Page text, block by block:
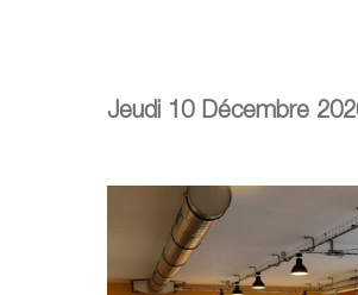
Jeudi 10 Décembre